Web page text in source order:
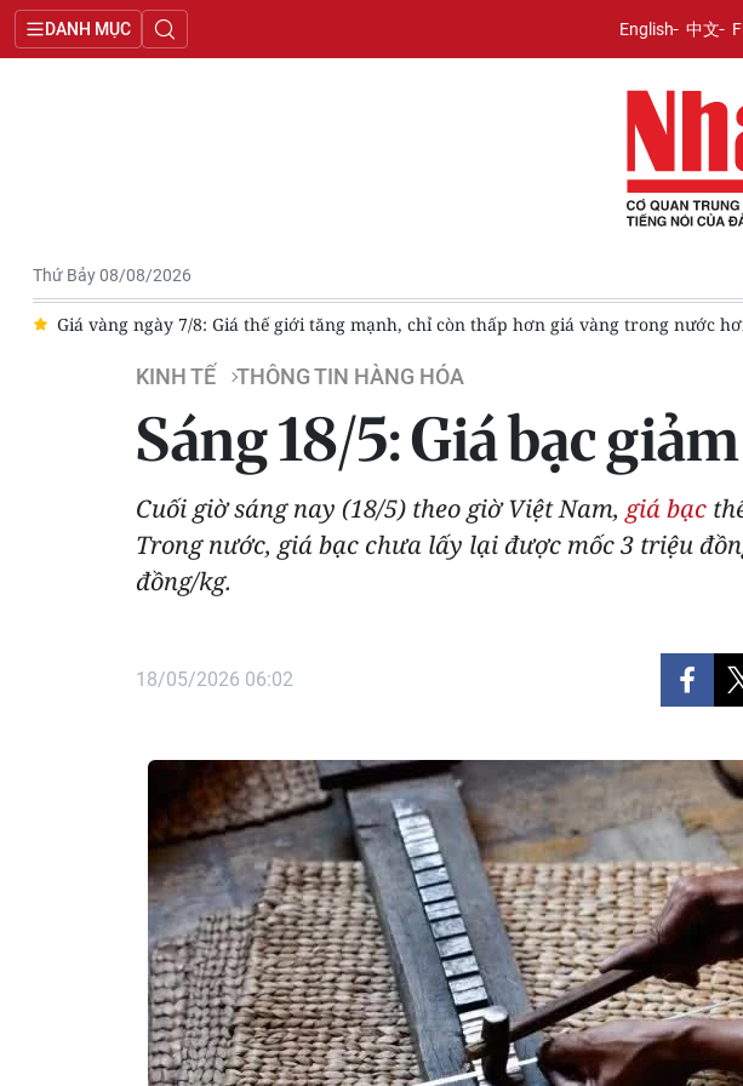
DANH MỤC English 中文
Thứ Bảy 08/08/2026
Giá vàng ngày 7/8: Giá thế giới tăng mạnh, chỉ còn thấp hơn giá vàng trong nước
KINH TẾ THÔNG TIN HÀNG HÓA
Sáng 18/5: Giá bạc
Cuối giờ sáng nay (18/5) theo giờ Việt Nam, giá bạc
Trong nước, giá bạc chưa lấy lại được mốc 3 triệu
đồng/kg.
18/05/2026 06:02